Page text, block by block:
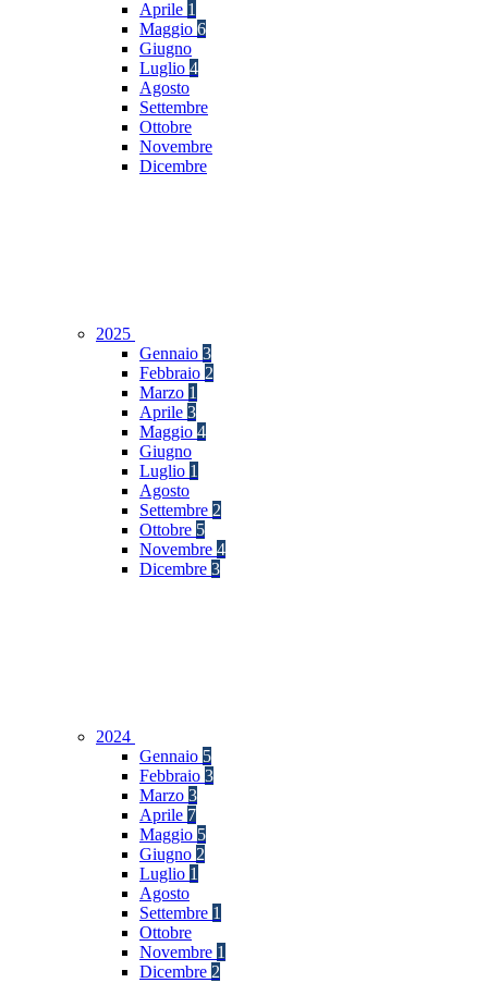
Aprile 1
Maggio 6
Giugno
Luglio 4
Agosto
Settembre
Ottobre
Novembre
Dicembre
2025
Gennaio 3
Febbraio 2
Marzo 1
Aprile 3
Maggio 4
Giugno
Luglio 1
Agosto
Settembre 2
Ottobre 5
Novembre 4
Dicembre 3
2024
Gennaio 5
Febbraio 3
Marzo 3
Aprile 7
Maggio 5
Giugno 2
Luglio 1
Agosto
Settembre 1
Ottobre
Novembre 1
Dicembre 2